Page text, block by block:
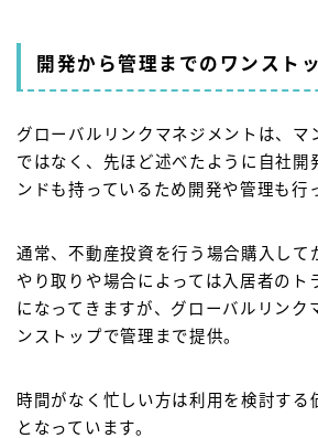
開発から管理までのワンスト
グローバルリンクマネジメントは、マ
ではなく、先ほど述べたように自社開
ンドも持っているため開発や管理も行
通常、不動産投資を行う場合購入して
やり取りや場合によっては入居者のト
になってきますが、グローバルリンク
ンストップで管理まで提供。
時間がなく忙しい方は利用を検討する
となっています。